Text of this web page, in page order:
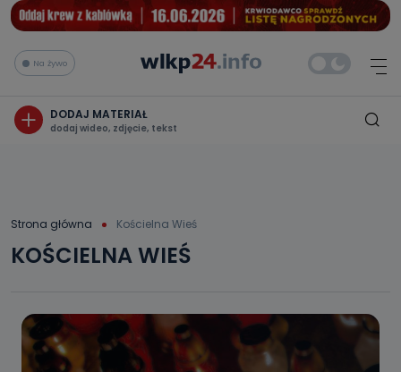
Na żywo
DODAJ MATERIAŁ
dodaj wideo, zdjęcie, tekst
Strona główna Kościelna Wieś
KOŚCIELNA WIEŚ